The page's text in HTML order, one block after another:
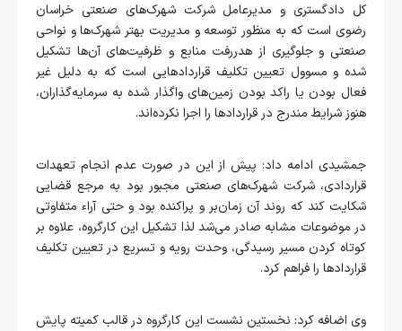
کل دادگستری و مدیرعامل شرکت شهرک‌های صنعتی خراسان
رضوی است که به منظور توسعه و مدیریت بهتر شهرک‌ها و نواحی
صنعتی و جلوگیری از هدررفت منابع و ظرفیت‌های آن‌ها تشکیل
شده و مسوول تعیین تکلیف قراردادهایی است که به دلیل غیر
فعال بودن یا راکد بودن زمین‌های واگذار شده به سرمایه‌گذاران،
هنوز شرایط مندرج در قراردادها را اجرا نکرده‌اند.
جمشیدی ادامه داد: پیش از این در صورت عدم انجام تعهدات
قراردادی، شرکت شهرک‌های صنعتی مجبور بود به مرجع قضایی
شکایت کند که روند آن زمان‌بر و پراکنده بود و حتی آراء متفاوتی
در موضوعات مشابه صادر می‌شد لذا تشکیل این کارگروه، علاوه بر
کوتاه کردن مسیر رسیدگی، وحدت رویه و تسریع در تعیین تکلیف
قراردادها را فراهم کرد.
وی اضافه کرد: نخستین نشست این کارگروه در قالب کمیته پایش